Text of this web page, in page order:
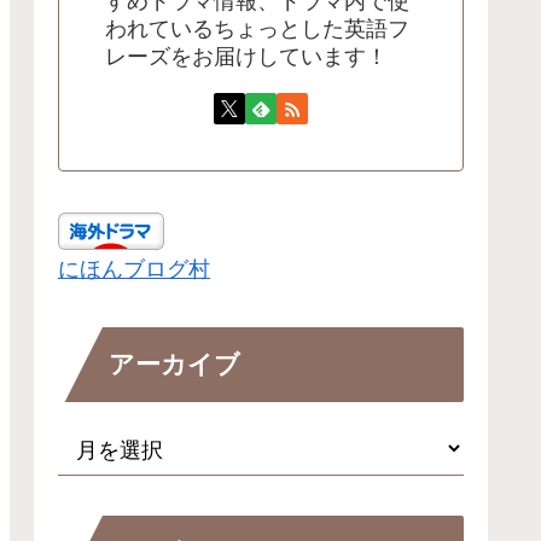
われているちょっとした英語フ
レーズをお届けしています！
にほんブログ村
アーカイブ